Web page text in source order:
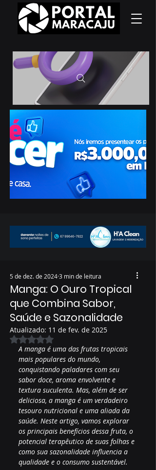
Manga: O Ouro Tropical
que Combina Sabor,
Saúde e Sazonalidade
5 de dez. de 20243 min de leitura
Atualizado: 11 de fev. de 2025
Avaliado com NaN de 5 estrelas.
A manga é uma das frutas tropicais
mais populares do mundo,
conquistando paladares com seu
sabor doce, aroma envolvente e
textura suculenta. Mas, além de ser
deliciosa, a manga é um verdadeiro
tesouro nutricional e uma aliada da
saúde. Neste artigo, vamos explorar
os principais benefícios dessa fruta, o
potencial terapêutico de suas folhas e
como sua sazonalidade influencia a
qualidade e o consumo sustentável.